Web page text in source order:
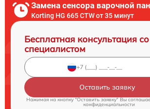
Замена сенсора варочной
Korting HG 665 CTW от 35 минут
Бесплатная консультация со
специалистом
Оставить заявку
Нажимая на кнопку "Оставить заявку" Вы
конфиденциальности